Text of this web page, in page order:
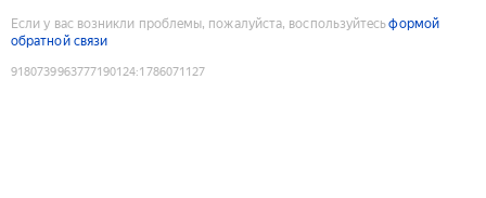
Если у вас возникли проблемы, пожалуйста, воспользуйтесьформой
обратной связи
9180739963777190124:1786071127